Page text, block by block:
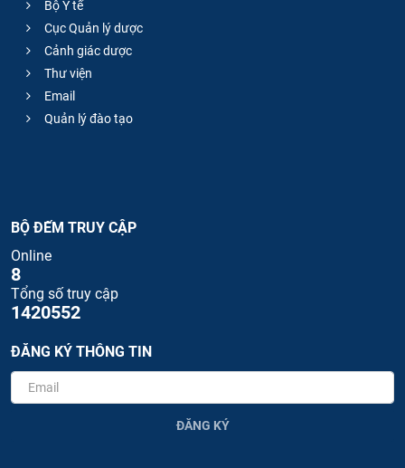
Bộ Y tế
Cục Quản lý dược
Cảnh giác dược
Thư viện
Email
Quản lý đào tạo
BỘ ĐẾM TRUY CẬP
Online
8
Tổng số truy cập
1420552
ĐĂNG KÝ THÔNG TIN
ĐĂNG KÝ